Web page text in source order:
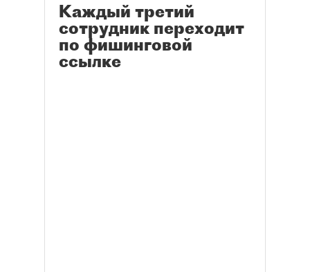
Каждый третий
сотрудник переходит
по фишинговой
ссылке